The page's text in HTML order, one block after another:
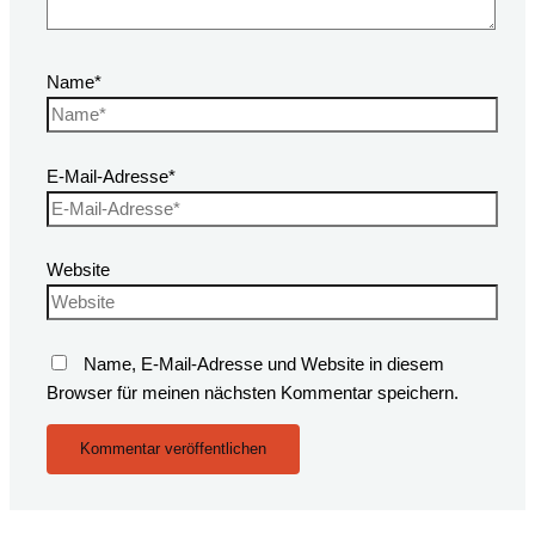
Name*
E-Mail-Adresse*
Website
Name, E-Mail-Adresse und Website in diesem
Browser für meinen nächsten Kommentar speichern.